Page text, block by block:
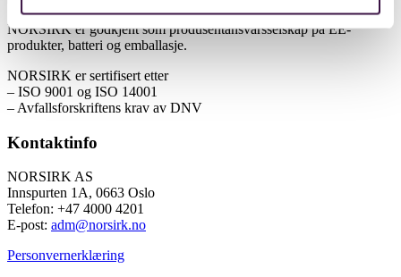
NORSIRK er godkjent som produsentansvarsselskap på EE-
produkter, batteri og emballasje.
NORSIRK er sertifisert etter
– ISO 9001 og ISO 14001
– Avfallsforskriftens krav av DNV
Kontaktinfo
NORSIRK AS
Innspurten 1A, 0663 Oslo
Telefon: +47 4000 4201
E-post: adm@norsirk.no
Personvernerklæring